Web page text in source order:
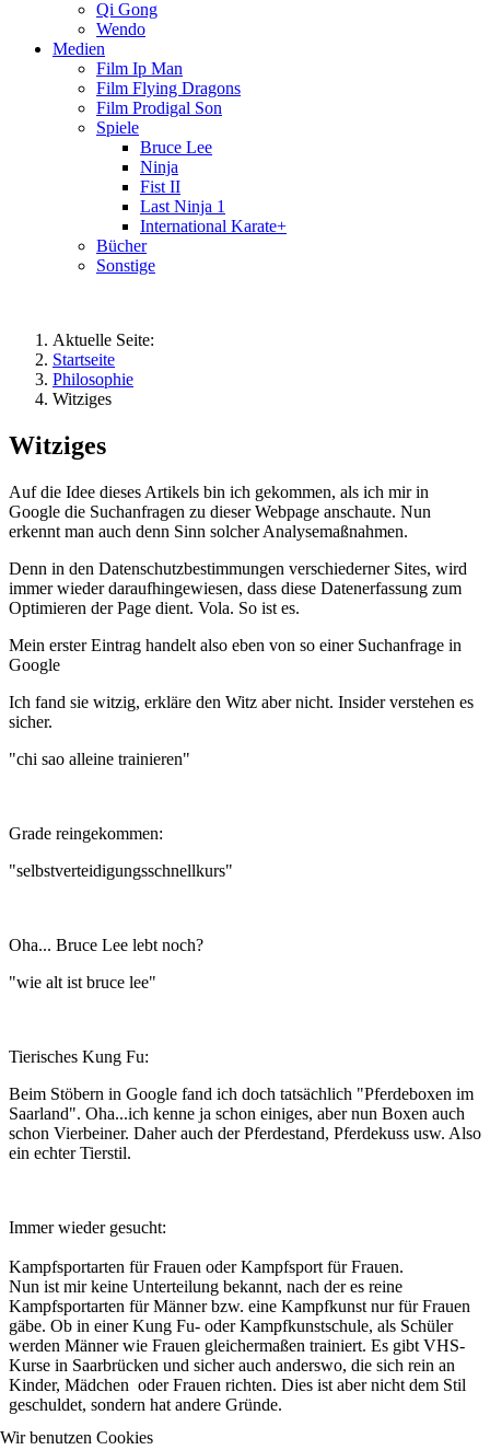
Qi Gong
Wendo
Medien
Film Ip Man
Film Flying Dragons
Film Prodigal Son
Spiele
Bruce Lee
Ninja
Fist II
Last Ninja 1
International Karate+
Bücher
Sonstige
Aktuelle Seite:
Startseite
Philosophie
Witziges
Witziges
Auf die Idee dieses Artikels bin ich gekommen, als ich mir in
Google die Suchanfragen zu dieser Webpage anschaute. Nun
erkennt man auch denn Sinn solcher Analysemaßnahmen.
Denn in den Datenschutzbestimmungen verschiederner Sites, wird
immer wieder daraufhingewiesen, dass diese Datenerfassung zum
Optimieren der Page dient. Vola. So ist es.
Mein erster Eintrag handelt also eben von so einer Suchanfrage in
Google
Ich fand sie witzig, erkläre den Witz aber nicht. Insider verstehen es
sicher.
"chi sao alleine trainieren"
Grade reingekommen:
"selbstverteidigungsschnellkurs"
Oha... Bruce Lee lebt noch?
"wie alt ist bruce lee"
Tierisches Kung Fu:
Beim Stöbern in Google fand ich doch tatsächlich "Pferdeboxen im
Saarland". Oha...ich kenne ja schon einiges, aber nun Boxen auch
schon Vierbeiner. Daher auch der Pferdestand, Pferdekuss usw. Also
ein echter Tierstil.
Immer wieder gesucht:
Kampfsportarten für Frauen oder Kampfsport für Frauen.
Nun ist mir keine Unterteilung bekannt, nach der es reine
Kampfsportarten für Männer bzw. eine Kampfkunst nur für Frauen
gäbe. Ob in einer Kung Fu- oder Kampfkunstschule, als Schüler
werden Männer wie Frauen gleichermaßen trainiert. Es gibt VHS-
Kurse in Saarbrücken und sicher auch anderswo, die sich rein an
Kinder, Mädchen oder Frauen richten. Dies ist aber nicht dem Stil
geschuldet, sondern hat andere Gründe.
Wir benutzen Cookies